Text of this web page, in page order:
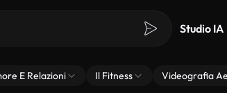
Studio IA
E Relazioni Il Fitness Videografia